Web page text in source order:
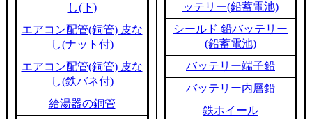
し(下)
エアコン配管(銅管) 皮な
し(ナット付)
エアコン配管(銅管) 皮な
し(鉄バネ付)
給湯器の銅管
ッテリー(鉛蓄電池)
シールド 鉛バッテリー
(鉛蓄電池)
バッテリー端子鉛
バッテリー内層鉛
鉄ホイール